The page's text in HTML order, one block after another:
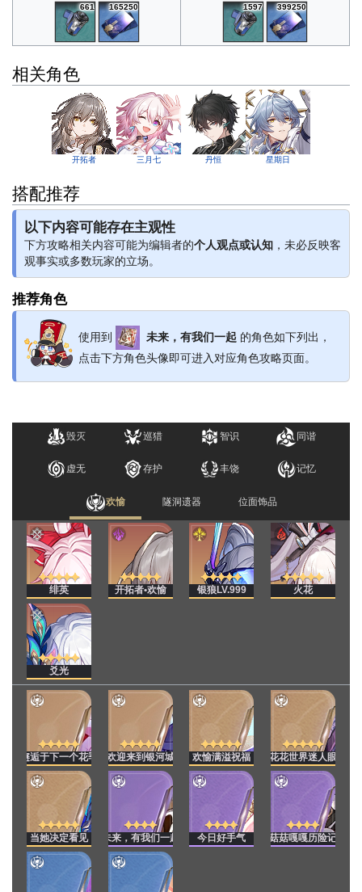
661 165250 1597 399250
相关角色
开拓者 三月七 丹恒 星期日
搭配推荐
以下内容可能存在主观性
下方攻略相关内容可能为编辑者的个人观点或认知 ，未必反映客
观事实或多数玩家的立场。
推荐角色
使用到 未来，有我们一起 的角色如下列出，
点击下方角色头像即可进入对应角色攻略页面。
毁灭 巡猎 智识 同谐
虚无 存护 丰饶 记忆
欢愉 隧洞遗器 位面饰品
绯英 开拓者•欢愉 银狼LV.999 火花
爻光
邂逅于下一个花季 欢迎来到银河城 欢愉满溢祝福 花花世界迷人眼
当她决定看见 未来，有我们一起 今日好手气 菇菇嘎嘎历险记